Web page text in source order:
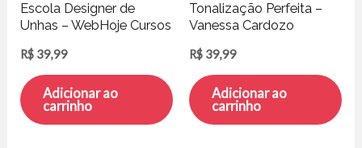
Escola Designer de
Unhas – WebHoje Cursos
R$ 39,99
Adicionar ao
carrinho
Tonalização Perfeita –
Vanessa Cardozo
R$ 39,99
Adicionar ao
carrinho